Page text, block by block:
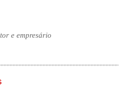
e empresário